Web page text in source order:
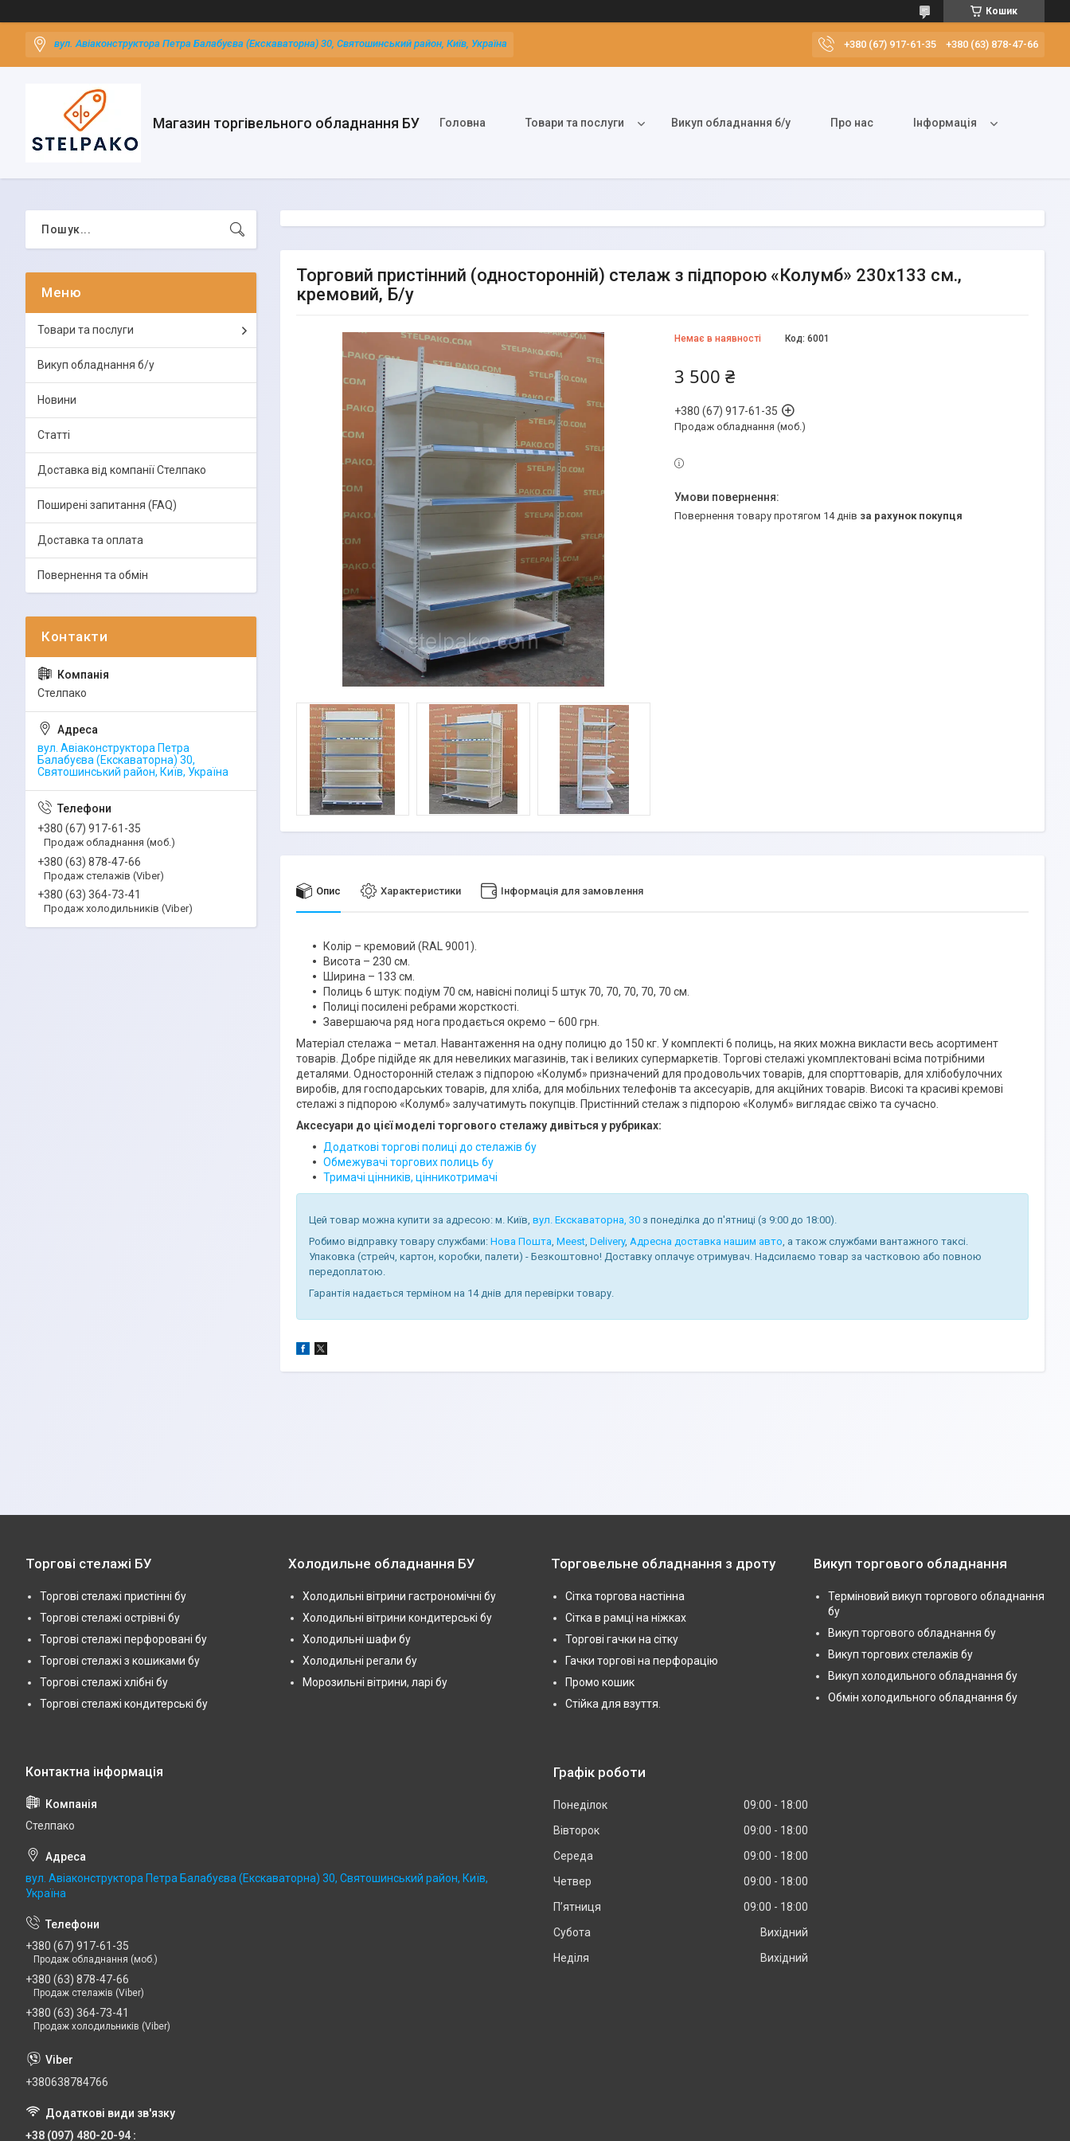
Кошик
вул. Авіаконструктора Петра Балабуєва (Екскаваторна) 30, Святошинський район, Київ, Україна +380 (67) 917-61-35 +380 (63) 878-47-66
Магазин торгівельного обладнання БУ Головна Товари та послуги Викуп обладнання б/у Про нас Інформація
Торговий пристінний (односторонній) стелаж з підпорою «Колумб» 230х133 см.,
кремовий, Б/у
Немає в наявності Код: 6001
3 500 ₴
+380 (67) 917-61-35
Продаж обладнання (моб.)
повернення товару протягом 14 днів за рахунок покупця
Опис Характеристики Інформація для замовлення
Колір – кремовий (RAL 9001).
Висота – 230 см.
Ширина – 133 см.
Полиць 6 штук: подіум 70 см, навісні полиці 5 штук 70, 70, 70, 70, 70 см.
Полиці посилені ребрами жорсткості.
Завершаюча ряд нога продається окремо – 600 грн.
Матеріал стелажа – метал. Навантаження на одну полицю до 150 кг. У комплекті 6 полиць, на яких можна викласти весь асортимент
товарів. Добре підійде як для невеликих магазинів, так і великих супермаркетів. Торгові стелажі укомплектовані всіма потрібними
деталями. Односторонній стелаж з підпорою «Колумб» призначений для продовольчих товарів, для спорттоварів, для хлібобулочних
виробів, для господарських товарів, для хліба, для мобільних телефонів та аксесуарів, для акційних товарів. Високі та красиві кремові
стелажі з підпорою «Колумб» залучатимуть покупців. Пристінний стелаж з підпорою «Колумб» виглядає свіжо та сучасно.
Аксесуари до цієї моделі торгового стелажу дивіться у рубриках:
Додаткові торгові полиці до стелажів бу
Обмежувачі торгових полиць бу
Тримачі цінників, цінникотримачі
Цей товар можна купити за адресою: м. Київ, вул. Екскаваторна, 30 з понеділка до п'ятниці (з 9:00 до 18:00).
Робимо відправку товару службами: Нова Пошта, Meest, Delivery, Адресна доставка нашим авто, а також службами вантажного таксі.
Упаковка (стрейч, картон, коробки, палети) - Безкоштовно! Доставку оплачує отримувач. Надсилаємо товар за частковою або повною
передоплатою.
Гарантія надається терміном на 14 днів для перевірки товару.
Товари та послуги
Викуп обладнання б/у
Новини
Статті
Доставка від компанії Стелпако
Поширені запитання (FAQ)
Доставка та оплата
Повернення та обмін
Стелпако
вул. Авіаконструктора Петра
Балабуєва (Екскаваторна) 30,
Святошинський район, Київ, Україна
+380 (67) 917-61-35
Продаж обладнання (моб.)
+380 (63) 878-47-66
Продаж стелажів (Viber)
+380 (63) 364-73-41
Продаж холодильників (Viber)
Торгові стелажі БУ
Торгові стелажі пристінні бу
Торгові стелажі острівні бу
Торгові стелажі перфоровані бу
Торгові стелажі з кошиками бу
Торгові стелажі хлібні бу
Торгові стелажі кондитерські бу
Холодильне обладнання БУ
Холодильні вітрини гастрономічні бу
Холодильні вітрини кондитерські бу
Холодильні шафи бу
Холодильні регали бу
Морозильні вітрини, ларі бу
Торговельне обладнання з дроту
Сітка торгова настінна
Сітка в рамці на ніжках
Торгові гачки на сітку
Гачки торгові на перфорацію
Промо кошик
Стійка для взуття.
Викуп торгового обладнання
Терміновий викуп торгового обладнання
бу
Викуп торгового обладнання бу
Викуп торгових стелажів бу
Викуп холодильного обладнання бу
Обмін холодильного обладнання бу
Стелпако
вул. Авіаконструктора Петра Балабуєва (Екскаваторна) 30, Святошинський район, Київ,
Україна
+380 (67) 917-61-35
Продаж обладнання (моб.)
+380 (63) 878-47-66
Продаж стелажів (Viber)
+380 (63) 364-73-41
Продаж холодильників (Viber)
+380638784766
+38 (097) 480-20-94
Графік роботи
Понеділок 09:00
18:00
Вівторок
09:00
18:00
Середа
09:00
18:00
Четвер
09:00
18:00
Пʼятниця
09:00
18:00
Субота
Вихідний
Неділя
Вихідний